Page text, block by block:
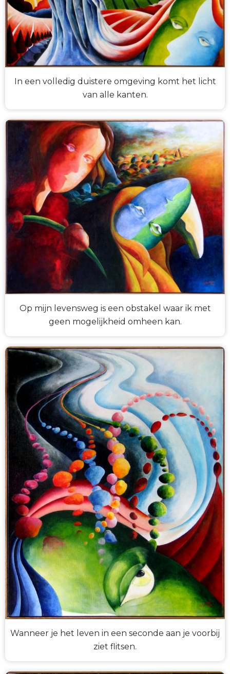
In een volledig duistere omgeving komt het licht
van alle kanten.
Op mijn levensweg is een obstakel waar ik met
geen mogelijkheid omheen kan.
Wanneer je het leven in een seconde aan je voorbij
ziet flitsen.